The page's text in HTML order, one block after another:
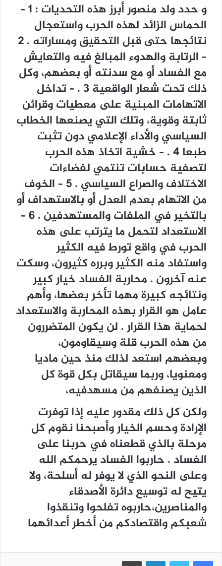
ﻭ ﺣﺪﺩ ﻭﻟﺪ ﻣﻨﺼﻮﺭ ﺃﺑﺮﺯ ﻫﺬﻩ ﺍﻟﺘﺤﺪﻳﺎﺕ : 1 –
ﺍﻟﺤﻤﺎﺱ ﺍﻟﺰﺍﺋﺪ ﻟﻬﺬﻩ ﺍﻟﺤﺮﺏ ﻭﺍﺳﺘﻌﺠﺎﻝ
ﻧﺘﺎﺋﺠﻬﺎ ﺣﺘﻰ ﻗﺒﻞ ﺍﻟﺘﺤﻘﻴﻖ ﻭﻣﺴﺎﺭﺍﺗﻪ . 2
– ﺍﻟﺮﺗﺎﺑﺔ ﻭﺍﻟﻬﺪﻭﺀ ﺍﻟﻤﺒﺎﻟﻎ ﻓﻴﻪ ﻭﺍﻟﺘﻌﺎﻳﺶ
ﻣﻊ ﺍﻟﻔﺴﺎﺩ ﺃﻭ ﻣﻊ ﺳﺪﻧﺘﻪ ﺃﻭ ﺑﻌﻀﻬﻢ، ﻭﻛﻞ
ﺫﻟﻚ ﺗﺤﺖ ﺷﻌﺎﺭ ﺍﻟﻮﺍﻗﻌﻴﺔ 3 . – ﺗﺪﺍﺧﻞ
ﺍﻻﺗﻬﺎﻣﺎﺕ ﺍﻟﻤﺒﻨﻴﺔ ﻋﻠﻰ ﻣﻌﻄﻴﺎﺕ ﻭﻗﺮﺍﺋﻦ
ﺛﺎﺑﺘﺔ ﻭﻗﻮﻳﺔ، ﻭﺗﻠﻚ ﺍﻟﺘﻲ ﻳﺼﻨﻌﻬﺎ ﺍﻟﺨﻄﺎﺏ
ﺍﻟﺴﻴﺎﺳﻲ ﻭﺍﻷﺩﺍﺀ ﺍﻹﻋﻼﻣﻲ ﺩﻭﻥ ﺗﺜﺒﺖ
ﻃﺒﻌﺎ 4 . – ﺧﺸﻴﺔ ﺍﺗﺨﺎﺫ ﻫﺬﻩ ﺍﻟﺤﺮﺏ
ﻟﺘﺼﻔﻴﺔ ﺣﺴﺎﺑﺎﺕ ﺗﻨﺘﻤﻲ ﻟﻔﻀﺎﺀﺍﺕ
ﺍﻻﺧﺘﻼﻑ ﻭﺍﻟﺼﺮﺍﻉ ﺍﻟﺴﻴﺎﺳﻲ . 5 – ﺍﻟﺨﻮﻑ
ﻣﻦ ﺍﻻﺗﻬﺎﻡ ﺑﻌﺪﻡ ﺍﻟﻌﺪﻝ ﺃﻭ ﺑﺎﻻﺳﺘﻬﺪﺍﻑ ﺃﻭ
ﺑﺎﻟﺘﺨﻴﺮ ﻓﻲ ﺍﻟﻤﻠﻔﺎﺕ ﻭﺍﻟﻤﺴﺘﻬﺪﻓﻴﻦ . 6 –
ﺍﻻﺳﺘﻌﺪﺍﺩ ﻟﺘﺤﻤﻞ ﻣﺎ ﻳﺘﺮﺗﺐ ﻋﻠﻰ ﻫﺬﻩ
ﺍﻟﺤﺮﺏ ﻓﻲ ﻭﺍﻗﻊ ﺗﻮﺭﻁ ﻓﻴﻪ ﺍﻟﻜﺜﻴﺮ
ﻭﺍﺳﺘﻔﺎﺩ ﻣﻨﻪ ﺍﻟﻜﺜﻴﺮ ﻭﺑﺮﺭﻩ ﻛﺜﻴﺮﻭﻥ، ﻭﺳﻜﺖ
ﻋﻨﻪ ﺁﺧﺮﻭﻥ . ﻣﺤﺎﺭﺑﺔ ﺍﻟﻔﺴﺎﺩ ﺧﻴﺎﺭ ﻛﺒﻴﺮ
ﻭﻧﺘﺎﺋﺠﻪ ﻛﺒﻴﺮﺓ ﻣﻬﻤﺎ ﺗﺄﺧﺮ ﺑﻌﻀﻬﺎ، ﻭﺃﻫﻢ
ﻋﺎﻣﻞ ﻫﻮ ﺍﻟﻘﺮﺍﺭ ﺑﻬﺬﻩ ﺍﻟﻤﺤﺎﺭﺑﺔ ﻭﺍﻻﺳﺘﻌﺪﺍﺩ
ﻟﺤﻤﺎﻳﺔ ﻫﺬﺍ ﺍﻟﻘﺮﺍﺭ . ﻟﻦ ﻳﻜﻮﻥ ﺍﻟﻤﺘﻀﺮﺭﻭﻥ
ﻣﻦ ﻫﺬﻩ ﺍﻟﺤﺮﺏ ﻗﻠﺔ ﻭﺳﻴﻘﺎﻭﻣﻮﻥ،
ﻭﺑﻌﻀﻬﻢ ﺍﺳﺘﻌﺪ ﻟﺬﻟﻚ ﻣﻨﺬ ﺣﻴﻦ ﻣﺎﺩﻳﺎ
ﻭﻣﻌﻨﻮﻳﺎ، ﻭﺭﺑﻤﺎ ﺳﻴﻘﺎﺗﻞ ﺑﻜﻞ ﻗﻮﺓ ﻛﻞ
ﺍﻟﺬﻳﻦ ﻳﺼﻨﻔﻬﻢ ﻣﻦ ﻣﺴﻬﺪﻓﻴﻪ،
ﻭﻟﻜﻦ ﻛﻞ ﺫﻟﻚ ﻣﻘﺪﻭﺭ ﻋﻠﻴﻪ ﺇﺫﺍ ﺗﻮﻓﺮﺕ
ﺍﻹﺭﺍﺩﺓ ﻭﺣﺴﻢ ﺍﻟﺨﻴﺎﺭ ﻭﺃﺻﺒﺤﻨﺎ ﻧﻘﻮﻡ ﻛﻞ
ﻣﺮﺣﻠﺔ ﺑﺎﻟﺬﻱ ﻗﻄﻌﻨﺎﻩ ﻓﻲ ﺣﺮﺑﻨﺎ ﻋﻠﻰ
ﺍﻟﻔﺴﺎﺩ . ﺣﺎﺭﺑﻮﺍ ﺍﻟﻔﺴﺎﺩ ﻳﺮﺣﻤﻜﻢ ﺍﻟﻠﻪ
ﻭﻋﻠﻰ ﺍﻟﻨﺤﻮ ﺍﻟﺬﻱ ﻻ ﻳﻮﻓﺮ ﻟﻪ ﺃﺳﻠﺤﺔ، ﻭﻻ
ﻳﺘﻴﺢ ﻟﻪ ﺗﻮﺳﻴﻊ ﺩﺍﺋﺮﺓ ﺍﻷﺻﺪﻗﺎﺀ
ﻭﺍﻟﻤﻨﺎﺻﺮﻳﻦ،ﺣﺎﺭﺑﻮﻩ ﺗﻔﻠﺤﻮﺍ ﻭﺗﻨﻘﺬﻭﺍ
ﺷﻌﺒﻜﻢ ﻭﺍﻗﺘﺼﺎﺩﻛﻢ ﻣﻦ ﺃﺧﻄﺮ ﺃﻋﺪﺍﺋﻬﻤﺎ
فيسبوك تويتر لينكدإن طباعة